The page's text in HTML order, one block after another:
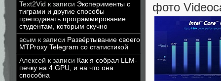
Text2Vid к записи Эксперименты с
тиграми и другие способы
преподавать программирование
студентам, которым скучно
всым к записи Развёртывание своего
MTProxy Telegram со статистикой
Алексей к записи Как я собрал LLM-
печку на 4 GPU, и на что она
способна
фото